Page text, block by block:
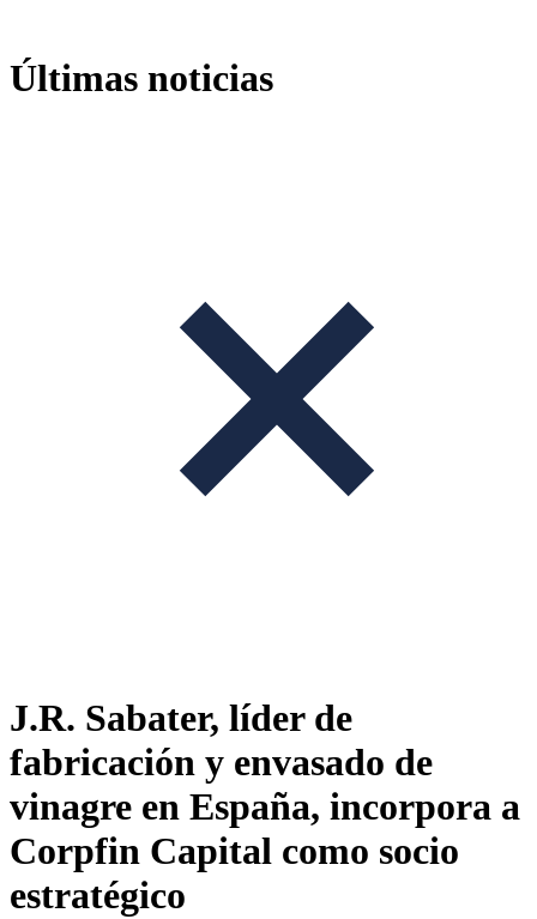
contenido
Últimas noticias
J.R. Sabater, líder de
fabricación y envasado de
vinagre en España, incorpora a
Corpfin Capital como socio
estratégico